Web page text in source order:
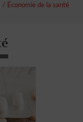
Économie de la santé